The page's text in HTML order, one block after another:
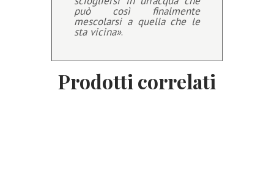
può così finalmente
mescolarsi a quella che le
sta vicina».
Prodotti correlati